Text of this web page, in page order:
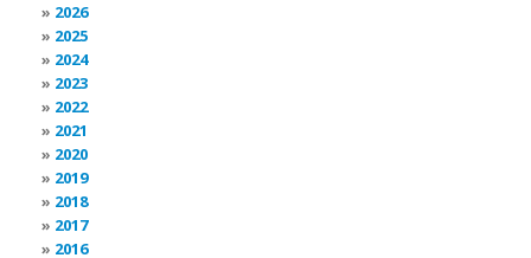
2026
2025
2024
2023
2022
2021
2020
2019
2018
2017
2016